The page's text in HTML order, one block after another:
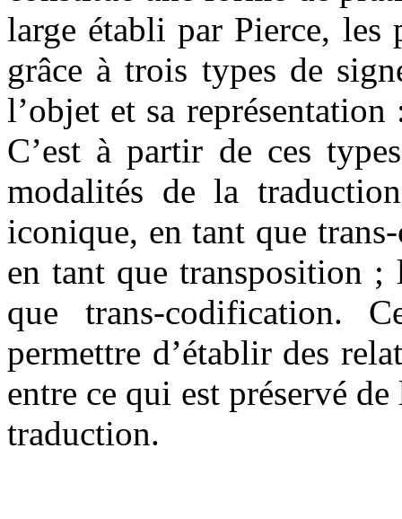
large établi par Pierce, les
grâce à trois types de
l’objet et sa
C’est à partir de ces
modalités de la
iconique, en tant que
en tant que transposition
que trans-codification.
permettre d’établir des
entre ce qui est préservé
traduction.